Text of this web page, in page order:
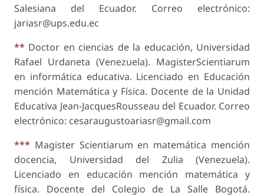
Salesiana del Ecuador. Correo electrónico:
jariasr@ups.edu.ec
** Doctor en ciencias de la educación, Universidad
Rafael Urdaneta (Venezuela). MagisterScientiarum
en informática educativa. Licenciado en Educación
mención Matemática y Física. Docente de la Unidad
Educativa Jean-JacquesRousseau del Ecuador. Correo
electrónico: cesaraugustoariasr@gmail.com
*** Magister Scientiarum en matemática mención
docencia, Universidad del Zulia (Venezuela).
Licenciado en educación mención matemática y
física. Docente del Colegio de La Salle Bogotá.